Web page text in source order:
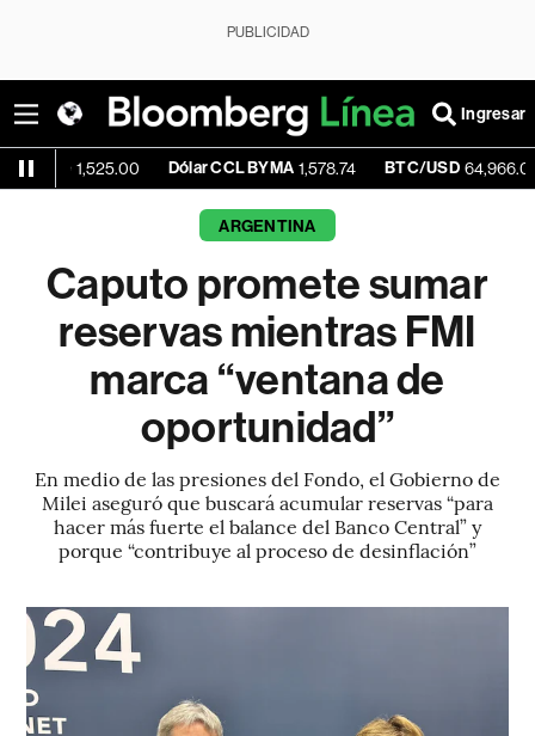
PUBLICIDAD
Ingresar
Dólar CCL BYMA 1,578.74 BTC/USD 64,966.00
ARGENTINA
Caputo promete sumar
reservas mientras FMI
marca “ventana de
oportunidad”
En medio de las presiones del Fondo, el Gobierno de
Milei aseguró que buscará acumular reservas “para
hacer más fuerte el balance del Banco Central” y
porque “contribuye al proceso de desinflación”